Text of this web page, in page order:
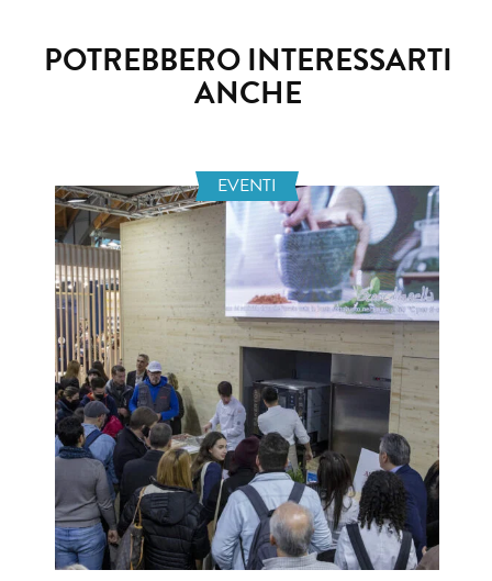
POTREBBERO INTERESSARTI
ANCHE
EVENTI